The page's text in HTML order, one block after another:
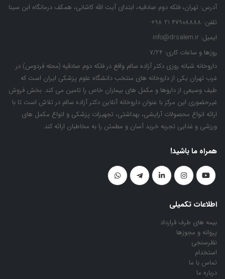
آدرس: تهران، فلکه دوم صادقیه، ابتدای آیت الله کاشانی، همکف درمانگاه ابن سینا
تلفن: 47908888 21 98+
ایمیل: info@drsalem.ir
روزها و ساعات کاری: 7/24
داروخانه شبانه روزی دکتر آزاده سالم واقع در فلکه دوم صادقیه (محله فردوس) در
غرب تهران یکی از داروخانه های منتخب دانشگاه علوم پزشکی ایران است که
طیف وسیعی از داروها و مکمل های بیماران خاص را تامین می کند. بخش فروش
غیرحضوری این مرکز با عنوان داروخانه آنلاین دکتر آزاده سالم در تلاش است تا با
ارائه انواع محصولات آرایشی، بهداشتی، تجهیزات پزشکی و انواع مکمل های
ورزشی و غذایی تجربه خرید آسان و مطمئن را به مخاطبان ارائه کند.
همراه ما باشید!
اطلاعات تکمیلی
بیمه های طرف قرارداد
پروانه و مجوزها
نظرسنجی
استخدام
تماس با ما
درباره ما